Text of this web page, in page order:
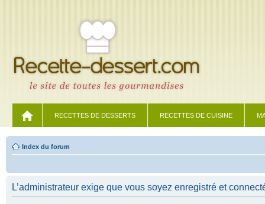
RECETTES DE DESSERTS RECETTES DE CUISINE
Index du forum
L’administrateur exige que vous soyez enregistré et